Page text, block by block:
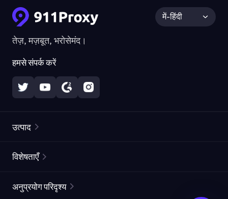
तेज़, मज़बूत, भरोसेमंद।
हमसे संपर्क करें
में-हिंदी
उत्पाद
स्थैतिक रेज़िडेंशियल प्रॉक्सीज़
विशेषताएँ
प्रॉक्सी चेकर
अनुप्रयोग परिदृश्य